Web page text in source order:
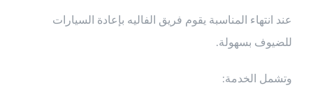
عند انتهاء المناسبة يقوم فريق الفاليه بإعادة السيارات
للضيوف بسهولة.
وتشمل الخدمة: